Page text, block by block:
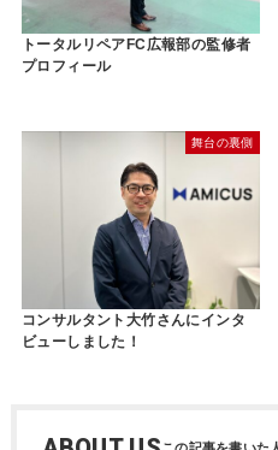
トータルリペアFC広報部の監修者
プロフィール
舞台の裏側
コンサルタント大竹さんにインタ
ビューしました！